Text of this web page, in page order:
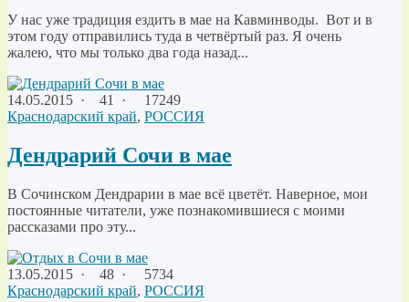
У нас уже традиция ездить в мае на Кавминводы. Вот и в
этом году отправились туда в четвёртый раз. Я очень
жалею, что мы только два года назад...
14.05.2015 · 41 ·
17249
Краснодарский край, РОССИЯ
Дендрарий Сочи в мае
В Сочинском Дендрарии в мае всё цветёт. Наверное, мои
постоянные читатели, уже познакомившиеся с моими
рассказами про эту...
13.05.2015 · 48 ·
5734
Краснодарский край, РОССИЯ